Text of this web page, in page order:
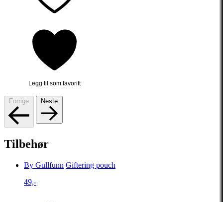
Legg til som favoritt
Forrige Neste
Tilbehør
By Gullfunn Giftering pouch
49,-